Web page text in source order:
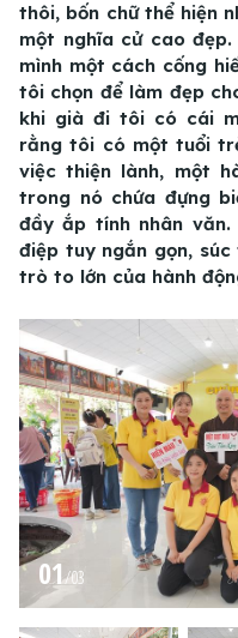
thôi, bốn chữ thể hiện
một nghĩa cử cao
mình một cách cống
tôi chọn để làm đẹp
khi già đi tôi có cái
rằng tôi có một tuổi
việc thiện lành, một
trong nó chứa đựng
đầy ắp tính nhân văn.
điệp tuy ngắn gọn,
trò to lớn của hành
01/03